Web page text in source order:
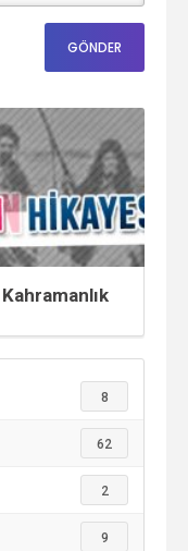
8
62
2
9